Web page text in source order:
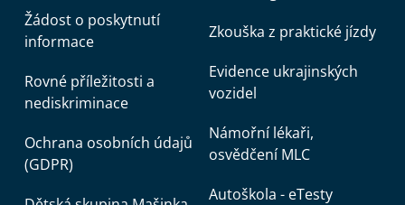
Žádost o poskytnutí
informace
Rovné příležitosti a
nediskriminace
Ochrana osobních údajů
(GDPR)
Zkouška z praktické jízdy
Evidence ukrajinských
vozidel
Námořní lékaři,
osvědčení MLC
Autoškola - eTesty